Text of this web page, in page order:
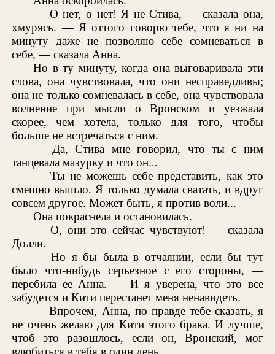
— О нет, о нет! Я не Стива, — сказала она,
хмурясь. — Я оттого говорю тебе, что я ни на
минуту даже не позволяю себе сомневаться в
себе, — сказала Анна.
Но в ту минуту, когда она выговаривала эти
слова, она чувствовала, что они несправедливы;
она не только сомневалась в себе, она чувствовала
волнение при мысли о Вронском и уезжала
скорее, чем хотела, только для того, чтобы
больше не встречаться с ним.
— Да, Стива мне говорил, что ты с ним
танцевала мазурку и что он...
— Ты не можешь себе представить, как это
смешно вышло. Я только думала сватать, и вдруг
совсем другое. Может быть, я против воли...
Она покраснела и остановилась.
— О, они это сейчас чувствуют! — сказала
Долли.
— Но я бы была в отчаянии, если бы тут
было что-нибудь серьезное с его стороны, —
перебила ее Анна. — И я уверена, что это все
забудется и Кити перестанет меня ненавидеть.
— Впрочем, Анна, по правде тебе сказать, я
не очень желаю для Кити этого брака. И лучше,
чтоб это разошлось, если он, Вронский, мог
влюбиться в тебя в один день.